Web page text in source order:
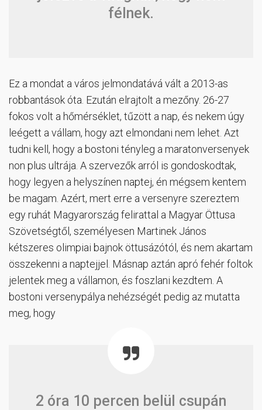
félnek.
Ez a mondat a város jelmondatává vált a 2013-as
robbantások óta. Ezután elrajtolt a mezőny. 26-27
fokos volt a hőmérséklet, tűzött a nap, és nekem úgy
leégett a vállam, hogy azt elmondani nem lehet. Azt
tudni kell, hogy a bostoni tényleg a maratonversenyek
non plus ultrája. A szervezők arról is gondoskodtak,
hogy legyen a helyszínen naptej, én mégsem kentem
be magam. Azért, mert erre a versenyre szereztem
egy ruhát Magyarország felirattal a Magyar Öttusa
Szövetségtől, személyesen Martinek János
kétszeres olimpiai bajnok öttusázótól, és nem akartam
összekenni a naptejjel. Másnap aztán apró fehér foltok
jelentek meg a vállamon, és foszlani kezdtem. A
bostoni versenypálya nehézségét pedig az mutatta
meg, hogy
2 óra 10 percen belül csupán